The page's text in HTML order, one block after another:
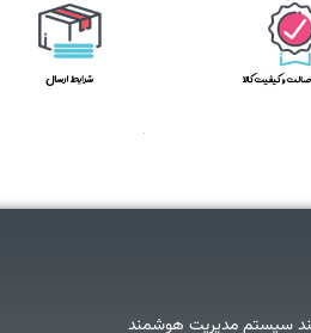
سیستم مدیریت هوشمند